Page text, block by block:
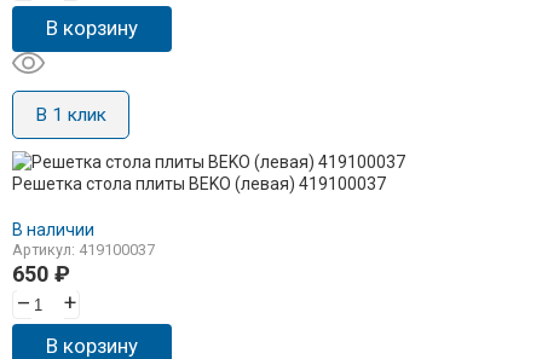
В корзину
В 1 клик
Решетка стола плиты BEKO (левая) 419100037
В наличии
Артикул: 419100037
650 ₽
–
+
В корзину